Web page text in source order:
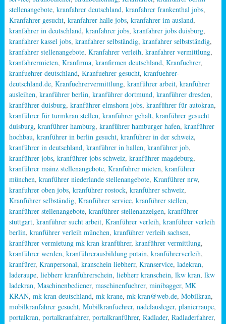
stellenangebote, kranfahrer deutschland, kranfahrer frankenthal jobs,
Kranfahrer gesucht, kranfahrer halle jobs, kranfahrer im ausland,
kranfahrer in deutschland, kranfahrer jobs, kranfahrer jobs duisburg,
kranfahrer kassel jobs, kranfahrer selbständig, kranfahrer selbstständig,
kranfahrer stellenangebote, Kranfahrer verleih, kranfahrer vermittlung,
kranfahrermieten, Kranfirma, kranfirmen deutschland, Kranfuehrer,
kranfuehrer deutschland, Kranfuehrer gesucht, kranfuehrer-
deutschland.de, Kranfuehrervermittlung, kranführer arbeit, kranführer
ausleihen, kranführer berlin, kranführer dortmund, kranführer dresden,
kranführer duisburg, kranführer elmshorn jobs, kranführer für autokran,
kranführer für turmkran stellen, kranführer gehalt, kranführer gesucht
duisburg, kranführer hamburg, kranführer hamburger hafen, kranführer
hochbau, kranführer in berlin gesucht, kranführer in der schweiz,
kranführer in deutschland, kranführer in hallen, kranführer job,
kranführer jobs, kranführer jobs schweiz, kranführer magdeburg,
kranführer mainz stellenangebote, Kranführer mieten, kranführer
münchen, kranführer niederlande stellenangebote, Kranführer nrw,
kranfuhrer oben jobs, kranführer rostock, kranführer schweiz,
Kranführer selbständig, Kranführer service, kranführer stellen,
kranführer stellenangebote, kranführer stellenanzeigen, kranführer
stuttgart, kranführer sucht arbeit, Kranführer verleih, kranführer verleih
berlin, kranführer verleih münchen, kranführer verleih sachsen,
kranführer vermietung mk kran kranführer, kranführer vermittlung,
kranführer werden, kranführerausbildung potain, kranführerverleih,
kranfürer, Kranpersonal, kranschein liebherr, Kranservice, ladekran,
laderaupe, liebherr kranführerschein, liebherr kranschein, lkw kran, lkw
ladekran, Maschinenbediener, maschinenfuehrer, minibagger, MK
KRAN, mk kran deutschland, mk krane, mk-kran@web.de, Mobilkran,
mobilkranfahrer gesucht, Mobilkranfuehrer, nadelausleger, planierraupe,
portalkran, portalkranfahrer, portalkranführer, Radlader, Radladerfahrer,